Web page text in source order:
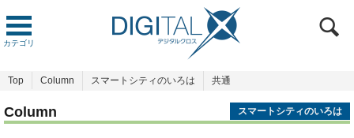
カテゴリ
Top Column スマートシティのいろは 共通
Column スマートシティのいろは